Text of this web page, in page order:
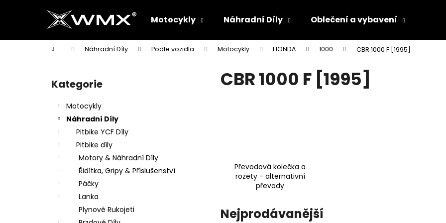
Motocykly Náhradní Díly Oblečení a vybavení
Domů Náhradní Díly Podle vozidla Motocykly HONDA 1000 CBR 1000 F [1995]
Přeskočit
kategorie
Kategorie
Motocykly
Náhradní Díly
Pitbike YCF Díly
Pitbike díly
Motory & Náhradní Díly
Řidítka, Gripy & Příslušenství
Páčky
Lanka
Plynové Rukojeti
CBR 1000 F [1995]
Převodová kolečka a
rozety - alternativní
převody
Nejprodávanější
í
Zpět
do
Zpět
do
Co potřebujete najít?